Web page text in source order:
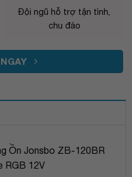
Đội ngũ hỗ trợ tận tình,
chu đáo
Ồn Jonsbo ZB-120BR
RGB 12V